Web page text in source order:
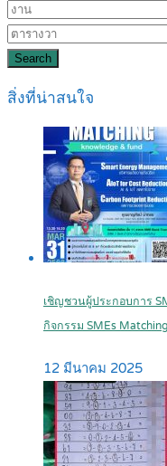
Search
สิ่งที่น่าสนใจ
เชิญชวนผู้ประกอบการ
กิจกรรม SMEs
12 มีนาคม 2025